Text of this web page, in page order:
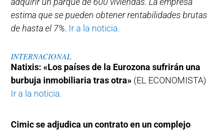
estima que se pueden obtener rentabilidades brutas
de hasta el 7%. Ir a la noticia.
INTERNACIONAL
Natixis: «Los países de la Eurozona sufrirán una
burbuja inmobiliaria tras otra» (EL ECONOMISTA)
Ir a la noticia.
Cimic se adjudica un contrato en un complejo